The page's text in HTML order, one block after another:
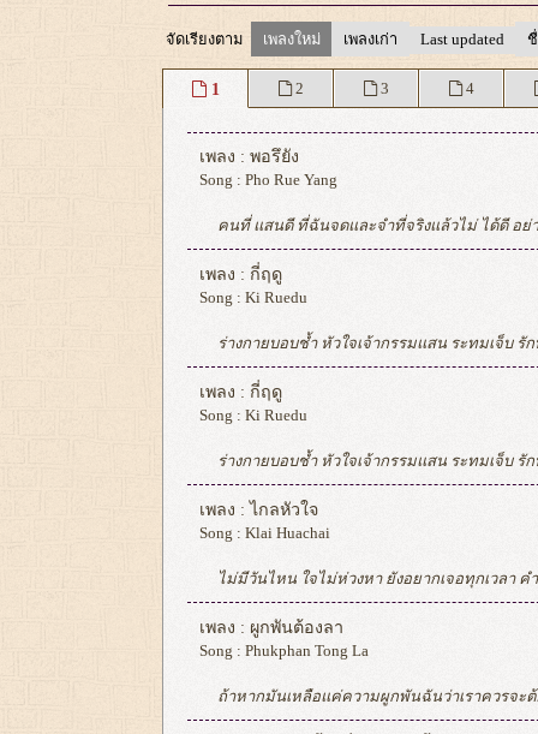
จัดเรียงตาม เพลงใหม่ เพลงเก่า Last updated
1 2 3 4
เพลง : พอรึยัง
Song : Pho Rue Yang
คนที่ แสนดี ที่ฉันจดและจำที่จริงแล้วไม่ ได้ดี อย่างที่เคยวาดฝันแต่ฉันหลงลืม ทุกที หวังให้เธอคนเดิมกลับคืนมา คำมั่น สัญญา กลายมาเป็นแค่ลมปากเปล่าที่เธอ พูดมา ทำดีแค่หนึ่งครั้งเพราะว่ายังมี โอกาส แต่ฉันทำดีแทบตายมามากแค่ไหน เพราะรักเธอ ฉันจึงยอมทุกทางเพื่อให้เธอแก้ ตัว รอให้เธอสำนึกว่ามันไม่สม ควร แต่เธอก็ยังทำซ้ำมันทุกครั้ง แล้วในตอนนี้ เธอ จะพอรึยัง ความดี เสี้ยว นึงที่เธอทำ ไม่ลบล้างสิ่
เพลง : กี่ฤดู
Song : Ki Ruedu
ร่างกายบอบช้ำ หัวใจเจ้ากรรมแสน ระทมเจ็บ รักที่มีมายาวไกล ฝันที่มีที่วาดกันก่อน เคยเป็นอย่างนั้น เรื่องราวชีวิต ไม่เป็นดั่งคิดหวัง ที่ตั้งใจ รักที่มีมายาวไกล เหมือนว่าใครจะกั้นบังปิด ซึ่งเธอและฉัน กล่องดวงใจที่ฉันได้เคยฝากไว้ นานเพียงใดยังเป็นเพียงเธอเสมอ ไม่ว่ากี่ฤดู มันจะยังคงอยู่ ไม่ว่ากี่เรื่องราว ร้อยพันจะผ่านไป ต้องหมุนต่อไป กงเกวียนแห่งใจที่ ไม่มีเธอ รักที่มีมายาวไกล ทิ้งไว้เพียงรูปภาพเก่าเก่า ตราตรึงติดไว้ กล่องดวงใจที่ฉันได้เคยฝากไว้ นานเพียงใดยังเป็นเพียงเธอเสมอ ไม่ว่ากี่ฤดู มันจะยังคงอยู่ ไม่ว่ากี่เรื่องราว ร้อยพันจะผ่านพ้น คำว่ารักครั้งนี้จำต้องจากลา ดั่งว่าฟ้ากับส
เพลง : กี่ฤดู
Song : Ki Ruedu
ร่างกายบอบช้ำ หัวใจเจ้ากรรมแสน ระทมเจ็บ รักที่มีมายาวไกล ฝันที่มีที่วาดกันก่อน เคยเป็นอย่างนั้น เรื่องราวชีวิต ไม่เป็นดั่งคิดหวัง ที่ตั้งใจ รักที่มีมายาวไกล เหมือนว่าใครจะกั้นบังปิด ซึ่งเธอและฉัน กล่องดวงใจที่ฉันได้เคยฝากไว้ นานเพียงใดยังเป็นเพียงเธอเสมอ ไม่ว่ากี่ฤดู มันจะยังคงอยู่ ไม่ว่ากี่เรื่องราว ร้อยพันจะผ่านไป ต้องหมุนต่อไป กงเกวียนแห่งใจที่ ไม่มีเธอ รักที่มีมายาวไกล ทิ้งไว้เพียงรูปภาพเก่าเก่า ตราตรึงติดไว้ กล่องดวงใจที่ฉันได้เคยฝากไว้ นานเพียงใดยังเป็นเพียงเธอเสมอ ไม่ว่ากี่ฤดู มันจะยังคงอยู่ ไม่ว่ากี่เรื่องราว ร้อยพันจะผ่านพ้น คำว่ารักครั้งนี้จำต้องจากลา ดั่งว่าฟ้ากับส
เพลง :ไกลหัวใจ
Song : Klai Huachai
ไม่มีวันไหน ใจไม่ห่วงหา ยังอยากเจอทุกเวลา คำพูดเป็นร้อย คอยบอกกับฟ้า ว่าคนคนหนึ่ง นั้นคิดถึงเธอ เธอจากกันไปตั้งไกลแสนไกล ตรงนั้นเธอเป็นอย่างไรสบายดีไหม ส่วนฉันก็ยังเหมือนเดิม ยังคิดถึงทุกลมหายใจ ยังรักเธอไม่เคยจะเปลี่ยนไป ห่างแค่ไหนไกลกันซักเท่าไหร่ ไม่ไกลหัวใ
เพลง : ผูกพันต้องลา
Song : Phukphan Tong La
ถ้าหากมันเหลือแค่ความผูกพันฉันว่าเราควรจะต้องลา หากไม่รัก ก็ไม่ต้องฝืนฉันว่าเราเลิกกันดีกว่า มีความสุขกับเขาให้สมกับที่ฉันเสียน้ำตา ไม่ต้องมองมา ถ้าเหลือแค่ความผูกพัน ต้องลา ก็เคยได้ยินไอ้คำที่ใครเขาบอก ว่าคำว่ารักนั้นจะชนะทุกอย่าง มันไม่จริง มันไม่จริง เพราะวันนี้ ความรักของฉันนั้นมัน มันไม่มีทางให้เราได้ไปด้วยกัน ทุกครั้งที่คิดก็ทำให้ฉันเจ็บช้ำ ไม่เข้าใจ ไม่เข้าใจเลยสักครั้ง ต้องยอมปล่อยให้เธอไป